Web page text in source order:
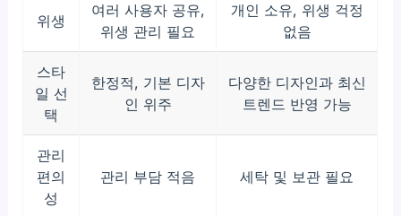
위생
여러 사용자 공유,
위생 관리 필요
개인 소유, 위생 걱정
없음
스타
일 선
택
한정적, 기본 디자
인 위주
다양한 디자인과 최신
트렌드 반영 가능
관리
편의
성
관리 부담 적음 세탁 및 보관 필요